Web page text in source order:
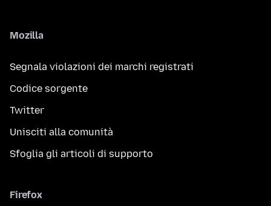
Mozilla
Segnala violazioni dei marchi registrati
Codice sorgente
Twitter
Unisciti alla comunità
Sfoglia gli articoli di supporto
Firefox